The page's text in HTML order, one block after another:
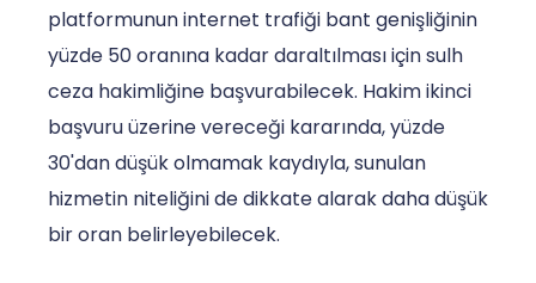
platformunun internet trafiği bant genişliğinin
yüzde 50 oranına kadar daraltılması için sulh
ceza hakimliğine başvurabilecek. Hakim ikinci
başvuru üzerine vereceği kararında, yüzde
30'dan düşük olmamak kaydıyla, sunulan
hizmetin niteliğini de dikkate alarak daha düşük
bir oran belirleyebilecek.